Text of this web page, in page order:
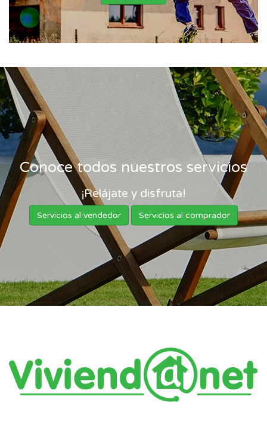
Conoce todos nuestros servicios
¡Relájate y disfruta!
Servicios al vendedor Servicios al comprador